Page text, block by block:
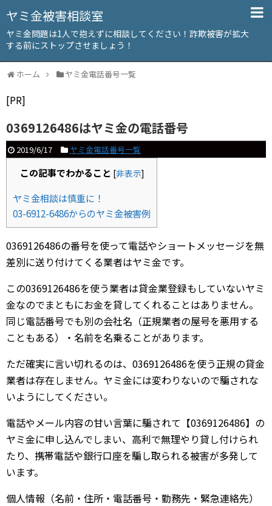
ヤミ金被害相談室
ヤミ金問題は1人で抱えずに相談してください！詐欺被害が拡大
する前にストップさせましょう！
ホーム ヤミ金電話番号一覧
[PR]
0369126486はヤミ金の電話番号
2019/6/17 ヤミ金電話番号一覧
この記事でわかること [非表示]
ヤミ金相談は慎重に！
03-6912-6486からのヤミ金被害例
0369126486の番号を使って電話やショートメッセージを無
差別に送り付けてくる業者はヤミ金です。
この0369126486を使う業者は貸金業登録もしていないヤミ
金なのでまともにお金を貸してくれることはありません。
同じ電話番号でも別の会社名（正規業者の屋号を悪用する
こともある）・名前を名乗ることがあります。
ただ確実に言い切れるのは、0369126486を使う正規の貸金
業者は存在しません。ヤミ金には変わりないので騙されな
いようにしてください。
電話やメール内容の甘い言葉に騙されて【0369126486】の
ヤミ金に申し込んでしまい、高利で無理やり貸し付けられ
たり、携帯電話や銀行口座を騙し取られる被害が多発して
います。
個人情報（名前・住所・電話番号・勤務先・緊急連絡先）